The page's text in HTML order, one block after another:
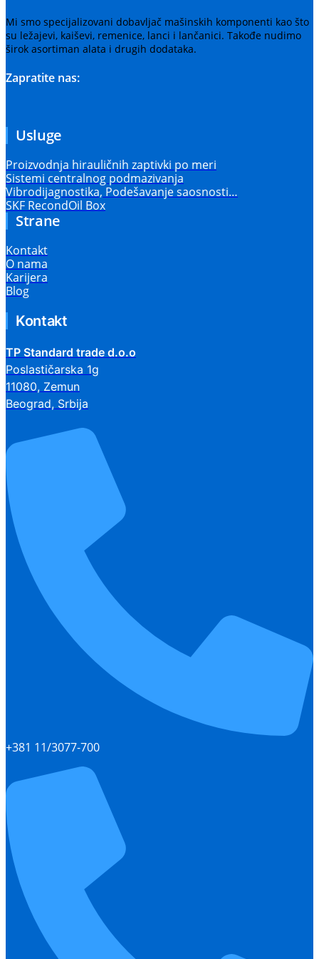
Mi smo specijalizovani dobavljač mašinskih komponenti kao što
su ležajevi, kaiševi, remenice, lanci i lančanici. Takođe nudimo
širok asortiman alata i drugih dodataka.
Zapratite nas:
Usluge
Proizvodnja hirauličnih zaptivki po meri
Sistemi centralnog podmazivanja
Vibrodijagnostika, Podešavanje saosnosti…
SKF RecondOil Box
Strane
Kontakt
O nama
Karijera
Blog
Kontakt
TP Standard trade d.o.o
Poslastičarska 1g
11080, Zemun
Beograd, Srbija
+381 11/3077-700